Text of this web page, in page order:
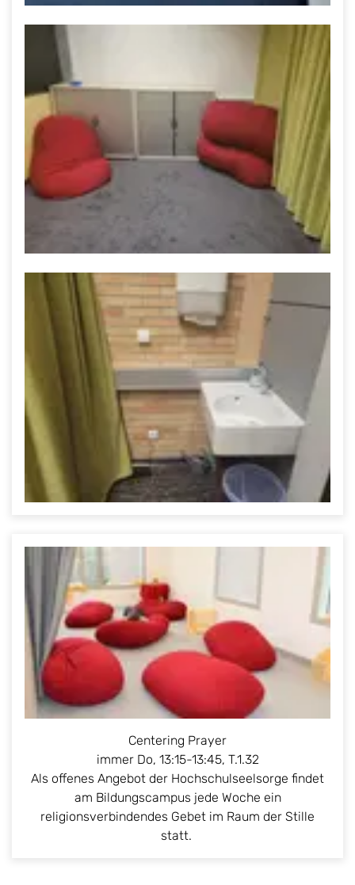
Centering Prayer
immer Do, 13:15-13:45, T.1.32
Als offenes Angebot der Hochschulseelsorge findet
am Bildungscampus jede Woche ein
religionsverbindendes Gebet im Raum der Stille
statt.